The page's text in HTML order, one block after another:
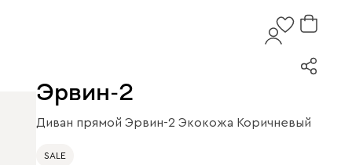
Эрвин-2
Диван прямой Эрвин-2 Экокожа Коричневый
SALE